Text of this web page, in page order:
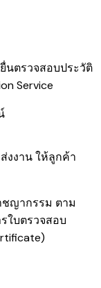
นตรวจสอบประวัติ
Service
งงาน ให้ลูกค้า
ชญากรรม ตาม
ใบตรวจสอบ